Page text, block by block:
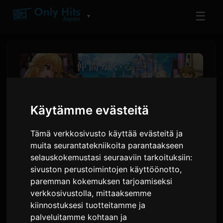
Käytämme evästeitä
Tämä verkkosivusto käyttää evästeitä ja
muita seurantatekniikoita parantaakseen
selauskokemustasi seuraaviin tarkoituksiin:
sivuston perustoimintojen käyttöönotto,
paremman kokemuksen tarjoamiseksi
verkkosivustolla, mittaaksemme
kiinnostuksesi tuotteitamme ja
palveluitamme kohtaan ja
▼ ☰
'Jätä tää mulle ja mene
eteenpäin' -animeeseen
liittyy kaksi uutta